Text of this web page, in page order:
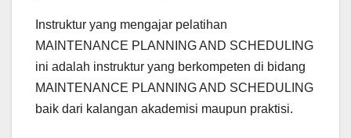
Instruktur yang mengajar pelatihan
MAINTENANCE PLANNING AND SCHEDULING
ini adalah instruktur yang berkompeten di bidang
MAINTENANCE PLANNING AND SCHEDULING
baik dari kalangan akademisi maupun praktisi.